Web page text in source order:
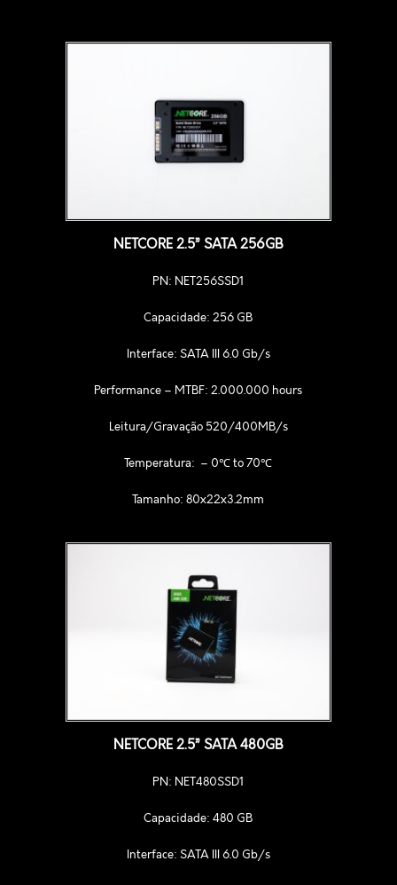
NETCORE 2.5” SATA 256GB
PN: NET256SSD1
Capacidade: 256 GB
Interface: SATA III 6.0 Gb/s
Performance – MTBF: 2.000.000 hours
Leitura/Gravação 520/400MB/s
Temperatura: – 0℃ to 70℃
Tamanho: 80x22x3.2mm
NETCORE 2.5” SATA 480GB
PN: NET480SSD1
Capacidade: 480 GB
Interface: SATA III 6.0 Gb/s